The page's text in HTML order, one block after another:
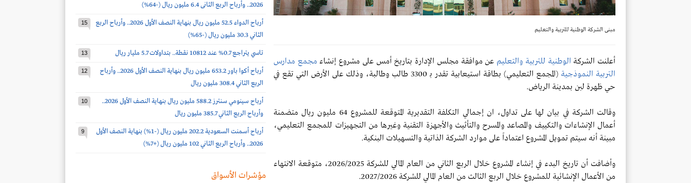
مبنى الشركة الوطنية للتربية والتعليم
أعلنت الشركة الوطنية للتربية والتعليمعن موافقة مجلس الإدارة بتاريخ أمس على مشروع إنشاء مجمع مدارس
التربية النموذجية
(المجمع التعليمي) بطاقة استيعابية تقدر بـ 3300 طالب وطالبة، وذلك على الأرض التي تقع في
حي ظهرة لبن بمدينة الرياض.
وقالت الشركة في بيان لها على تداول، ان إجمالي التكلفة التقديرية المتوقعة للمشروع 64 مليون ريال متضمنة
أعمال الإنشاءات والتكييف والمصاعد والمسرح والتأثيث والأجهزة التقنية وغيرها من التجهيزات للمجمع التعليمي،
مبينة أنه سيتم تمويل المشروع اعتماداً على موارد الشركة الذاتية والتسهيلات البنكية.
وأضافت أن تاريخ البدء في إنشاء المشروع خلال الربع الثاني من العام المالي للشركة 2026/2025، متوقعة الانتهاء
من الأعمال الإنشائية للمشروع خلال الربع الثالث من العام المالي للشركة 2027/2026.
2026.. وأرباح الربع الثانى 6.4 مليون ريال (-64%)
أرباح الدواء 52.5 مليون ريال بنهاية النصف الأول 2026.. وأرباح الربع
الثاني 30.3 مليون ريال (-65%)
15
تاسي يتراجع 0.7% عند 10812 نقطة.. بتداولات 5.7 مليار ريال 13
أرباح أكوا باور 653.2 مليون ريال بنهاية النصف الأول 2026.. وأرباح
الربع الثاني 308.4 مليون ريال
12
أرباح سينومي سنترز 588.2 مليون ريال بنهاية النصف الأول 2026..
وأرباح الربع الثاني 385.7 مليون ريال
10
أرباح أسمنت السعودية 202.2 مليون ريال (-1%) بنهاية النصف الأول
2026.. وأرباح الربع الثاني 102 مليون ريال (+7%)
9
مؤشرات الأسواق